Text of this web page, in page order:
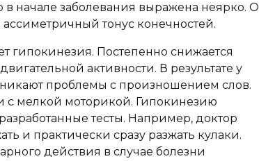
начале заболевания выражена неярко. О
тонус конечностей.
гипокинезия. Постепенно снижается
активности. В результате у
проблемы с произношением слов.
с мелкой моторикой. Гипокинезию
тесты. Например, доктор
и практически сразу разжать кулаки.
действия в случае болезни